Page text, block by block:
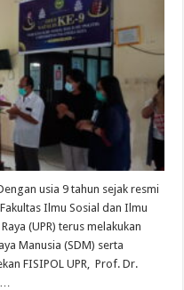
usia 9 tahun sejak resmi
Ilmu Sosial dan Ilmu
(UPR) terus melakukan
Manusia (SDM) serta
FISIPOL UPR, Prof. Dr.